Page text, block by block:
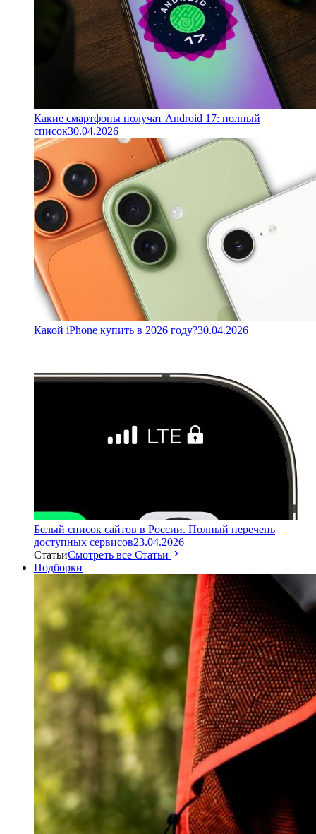
Какие смартфоны получат Android 17: полный
список30.04.2026
Какой iPhone купить в 2026 году?30.04.2026
Белый список сайтов в России. Полный перечень
доступных сервисов23.04.2026
СтатьиСмотреть все Статьи
Подборки